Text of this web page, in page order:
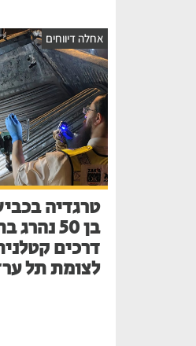
אחלה דיווחים
בן 50
דרכים
לצומת תל